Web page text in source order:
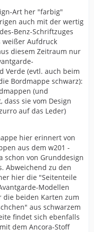
Art her "farbig"
auch mit der wertig
Benz-Schriftzuges
weißer Aufdruck
diesem Zeitraum nur
Verde (evtl. auch beim
Bordmappe schwarz):
(und
dass sie vom Design
auf das Leder)
hier erinnert von
aus dem w201 -
schon von Grunddesign
Abweichend zu den
hier die "Seitenteile
Modellen
beiden Karten zum
aus schwarzem
findet sich ebenfalls
dem Ancora-Stoff